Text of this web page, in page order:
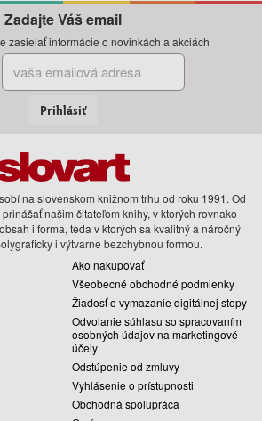
Zadajte Váš email
zasielať informácie o novinkách a akciách
Prihlásiť
na slovenskom knižnom trhu od roku 1991. Od
našim čitateľom knihy, v ktorých rovnako
i forma, teda v ktorých sa kvalitný a náročný
i výtvarne bezchybnou formou.
Ako nakupovať
Všeobecné obchodné podmienky
Žiadosť o vymazanie digitálnej stopy
Odvolanie súhlasu so spracovaním
osobných údajov na marketingové
účely
Odstúpenie od zmluvy
Vyhlásenie o prístupnosti
Obchodná spolupráca